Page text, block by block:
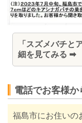
「スズメバチと
細を見てみる ➡
電話でお客様
福島市にお住いの